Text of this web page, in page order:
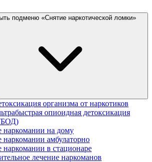
подменю «Снятие наркотической ломки»
организма от наркотиков
опиоидная детоксикация
наркомании на дому
наркомании амбулаторно
наркомании в стационаре
лечение наркоманов